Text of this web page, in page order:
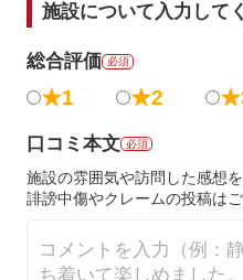
施設について入力して
総合評価 必須
★1 ★2
口コミ本文 必須
施設の雰囲気や訪問した感想を
誹謗中傷やクレームの投稿はご